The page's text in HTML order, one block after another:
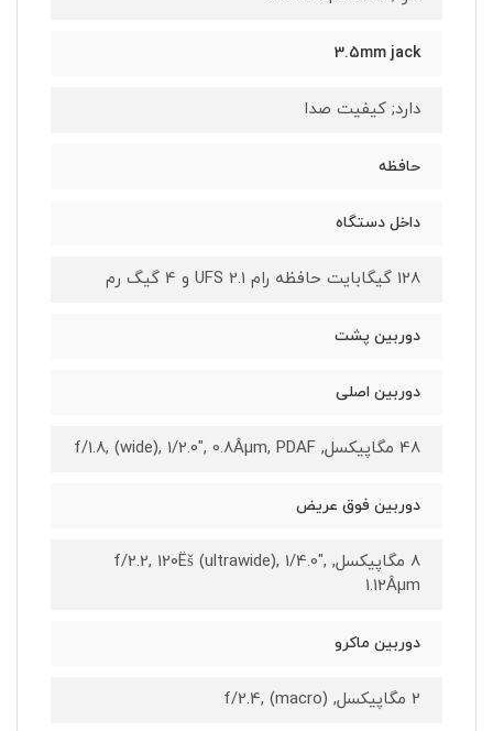
3.5mm jack
دارد; کیفیت صدا
حافظه
داخل دستگاه
128 گیگابایت حافظه رام UFS 2.1 و 4 گیگ رم
دوربین پشت
دوربین اصلی
48 مگاپیکسل, f/1.8, (wide), 1/2.0", 0.8Âµm, PDAF
دوربین فوق عریض
8 مگاپیکسل, f/2.2, 120Ëš (ultrawide), 1/4.0",
1.12Âµm
دوربین ماکرو
2 مگاپیکسل, f/2.4, (macro)